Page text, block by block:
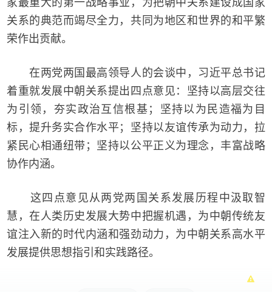
关系的典范而竭尽全力，共同为地区和世界的和平繁
荣作出贡献。
在两党两国最高领导人的会谈中，习近平总书记
着重就发展中朝关系提出四点意见：坚持以高层交往
为引领，夯实政治互信根基；坚持以为民造福为目
标，提升务实合作水平；坚持以友谊传承为动力，拉
紧民心相通纽带；坚持以公平正义为理念，丰富战略
协作内涵。
这四点意见从两党两国关系发展历程中汲取智
慧，在人类历史发展大势中把握机遇，为中朝传统友
谊注入新的时代内涵和强劲动力，为中朝关系高水平
发展提供思想指引和实践路径。